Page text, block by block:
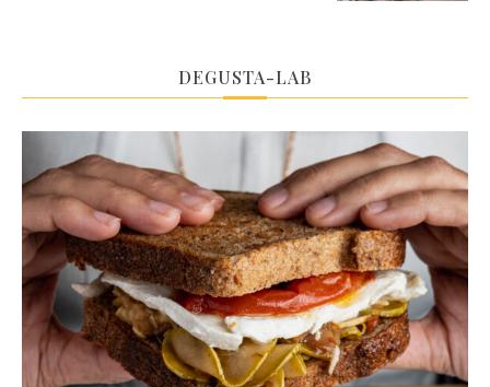
DEGUSTA-LAB